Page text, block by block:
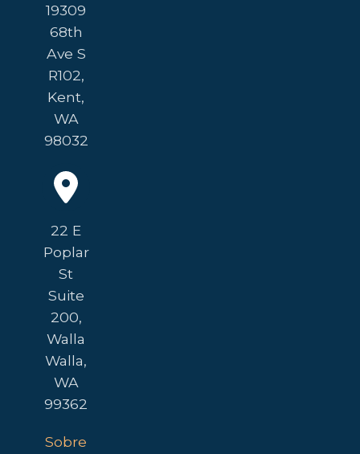
19309
68th
Ave S
R102,
Kent,
WA
98032
22 E
Poplar
St
Suite
200,
Walla
Walla,
WA
99362
Sobre